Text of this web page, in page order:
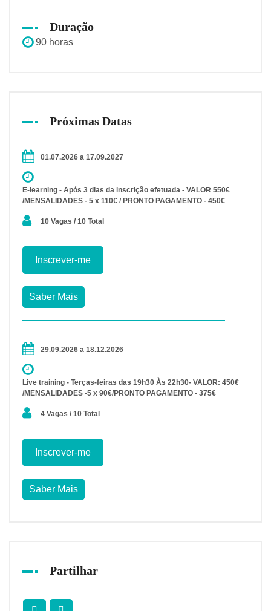
Duração
90 horas
Próximas Datas
01.07.2026 a 17.09.2027
E-learning - Após 3 dias da inscrição efetuada - VALOR 550€
/MENSALIDADES - 5 x 110€ / PRONTO PAGAMENTO - 450€
10 Vagas / 10 Total
Inscrever-me
Saber Mais
29.09.2026 a 18.12.2026
Live training - Terças-feiras das 19h30 Às 22h30- VALOR: 450€
/MENSALIDADES -5 x 90€/PRONTO PAGAMENTO - 375€
4 Vagas / 10 Total
Inscrever-me
Saber Mais
Partilhar